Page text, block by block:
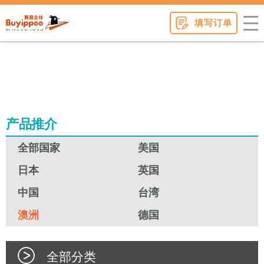
填写订单
产品推介
全部国家
美国
日本
英国
中国
台湾
澳洲
德国
全部分类